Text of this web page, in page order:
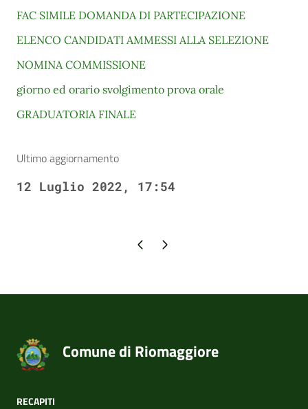
FAC SIMILE DOMANDA DI PARTECIPAZIONE
ELENCO CANDIDATI AMMESSI ALLA SELEZIONE
NOMINA COMMISSIONE
giorno ed orario svolgimento prova orale
GRADUATORIA FINALE
Ultimo aggiornamento
12 Luglio 2022, 17:54
Pagina precedente
Pagina successiva
Comune di Riomaggiore
RECAPITI